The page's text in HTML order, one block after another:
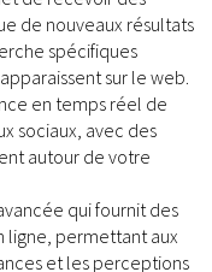
de nouveaux résultats
spécifiques
sur le web.
en temps réel de
sociaux, avec des
autour de votre
qui fournit des
ligne, permettant aux
et les perceptions